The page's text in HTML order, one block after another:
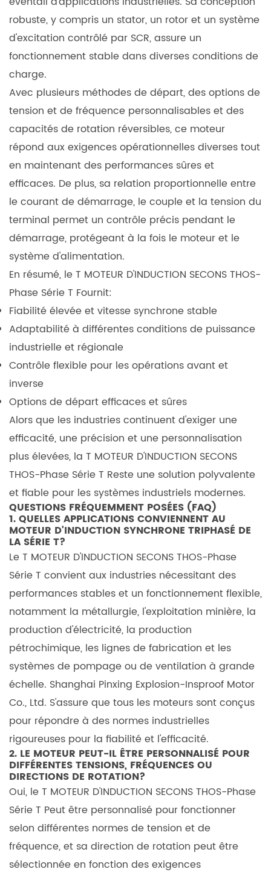
robuste, y compris un stator, un rotor et un système
d'excitation contrôlé par SCR, assure un
fonctionnement stable dans diverses conditions de
charge.
Avec plusieurs méthodes de départ, des options de
tension et de fréquence personnalisables et des
capacités de rotation réversibles, ce moteur
répond aux exigences opérationnelles diverses tout
en maintenant des performances sûres et
efficaces. De plus, sa relation proportionnelle entre
le courant de démarrage, le couple et la tension du
terminal permet un contrôle précis pendant le
démarrage, protégeant à la fois le moteur et le
système d'alimentation.
En résumé, leT MOTEUR D'INDUCTION SECONS THOS-
Phase Série T Fournit:
Fiabilité élevée et vitesse synchrone stable
Adaptabilité à différentes conditions de puissance
industrielle et régionale
Contrôle flexible pour les opérations avant et
inverse
Options de départ efficaces et sûres
Alors que les industries continuent d'exiger une
efficacité, une précision et une personnalisation
plus élevées, la T MOTEUR D'INDUCTION SECONS
THOS-Phase Série T Reste une solution polyvalente
et fiable pour les systèmes industriels modernes.
QUESTIONS FRÉQUEMMENT POSÉES (FAQ)
1. QUELLES APPLICATIONS CONVIENNENT AU
MOTEUR D'INDUCTION SYNCHRONE TRIPHASÉ DE
LA SÉRIE T?
LeT MOTEUR D'INDUCTION SECONS THOS-Phase
Série T convient aux industries nécessitant des
performances stables et un fonctionnement flexible,
notamment la métallurgie, l'exploitation minière, la
production d'électricité, la production
pétrochimique, les lignes de fabrication et les
systèmes de pompage ou de ventilation à grande
échelle. Shanghai Pinxing Explosion-Insproof Motor
Co., Ltd. S'assure que tous les moteurs sont conçus
pour répondre à des normes industrielles
rigoureuses pour la fiabilité et l'efficacité.
2. LE MOTEUR PEUT-IL ÊTRE PERSONNALISÉ POUR
DIFFÉRENTES TENSIONS, FRÉQUENCES OU
DIRECTIONS DE ROTATION?
Oui, leT MOTEUR D'INDUCTION SECONS THOS-Phase
Série T Peut être personnalisé pour fonctionner
selon différentes normes de tension et de
fréquence, et sa direction de rotation peut être
sélectionnée en fonction des exigences